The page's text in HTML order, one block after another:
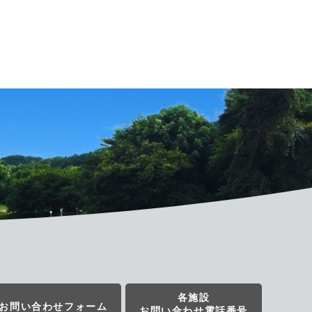
問い合わせフォーム
各施設